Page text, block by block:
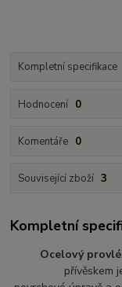
Kompletní specifikace
Hodnocení 0
Komentáře 0
Související zboží 3
Kompletní
Ocelový
přívěskem